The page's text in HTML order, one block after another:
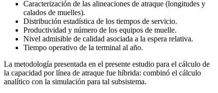
Caracterización de las alineaciones de atraque (longitudes y
calados de muelles).
Distribución estadística de los tiempos de servicio.
Productividad y número de los equipos de muelle.
Nivel admisible de calidad asociada a la espera relativa.
Tiempo operativo de la terminal al año.
La metodología presentada en el presente estudio para el cálculo de
la capacidad por línea de atraque fue híbrida: combinó el cálculo
analítico con la simulación para tal subsistema.